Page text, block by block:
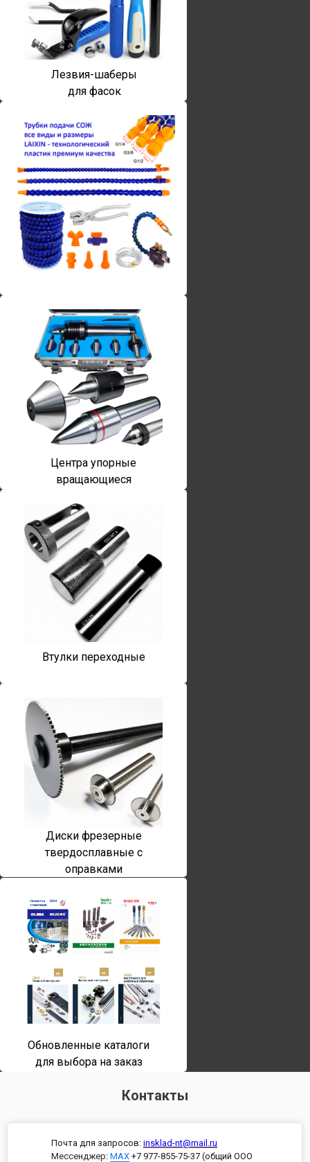
Лезвия-шаберы
для фасок
Винты torx
Центра упорные
вращающиеся
Втулки переходные
Диски фрезерные
твердосплавные с
оправками
Обновленные каталоги
для выбора на заказ
Контакты
Почта для запросов: insklad-nt@mail.ru
Мессенджер: MAX +7 977-855-75-37 (общий ООО